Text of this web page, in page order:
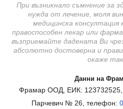
При възникнало съмнение за
нужда от лечение, моля
медицинска консултация
правоспособен лекар или
възприемайте дадената Ви
абсолютно достоверна и
окаже
Данни на
Фрамар ООД, ЕИК: 123732525,
Парчевич № 26, телефон: